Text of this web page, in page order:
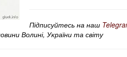
Підписуйтесь на наш
Волині, України та світу